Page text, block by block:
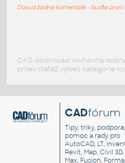
Lego 11253-Black
Dosud žádné komentáře - buďte první
CAD download: knihovna
prvek stafáž výkres kategorie
CADfórum
Tipy, triky, podpora,
pomoc a rady pro
AutoCAD, LT,
Revit, Map, Civil
Max, Fusion, Forma,